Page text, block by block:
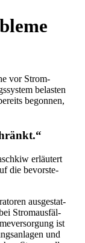
vor Strom­
belas­ten
begon­nen,
erläu­tert
die bevor­ste­
aus­ge­stat­
Strom­aus­fäl­
ist
und